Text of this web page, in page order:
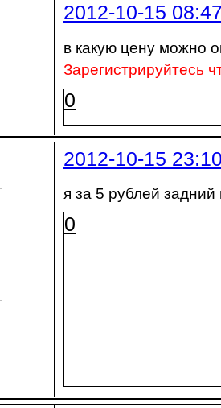
2012-10-15
в какую цену можно
Зарегистрируйтесь
0
2012-10-15
я за 5 рублей
0